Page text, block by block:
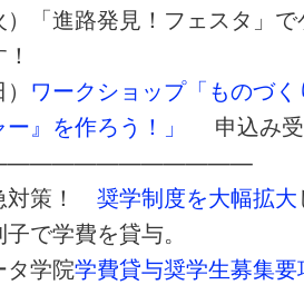
）「進路発見！フェスタ」
ワークショップ「ものづ
』を作ろう！」
申込み
対策！奨学制度を大幅拡大
で学費を貸与。
タ学院学費貸与奨学生募集要